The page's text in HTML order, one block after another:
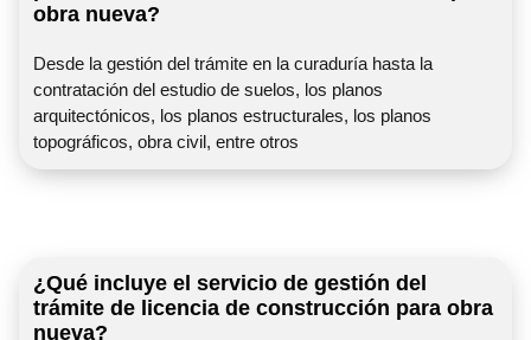
obra nueva?
Desde la gestión del trámite en la curaduría hasta la
contratación del estudio de suelos, los planos
arquitectónicos, los planos estructurales, los planos
topográficos, obra civil, entre otros
¿Qué incluye el servicio de gestión del
trámite de licencia de construcción para obra
nueva?